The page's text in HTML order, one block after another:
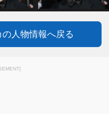
人物情報へ戻る